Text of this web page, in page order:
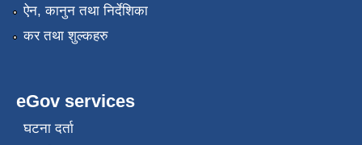
ऐन, कानुन तथा निर्देशिका
कर तथा शुल्कहरु
eGov services
घटना दर्ता